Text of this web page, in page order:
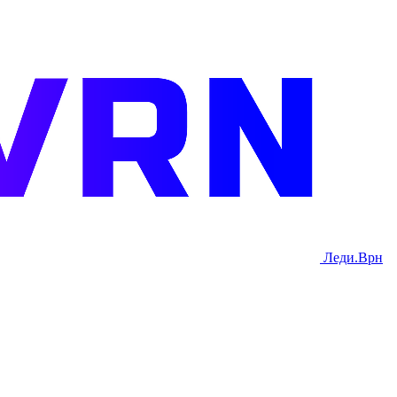
Леди.Врн